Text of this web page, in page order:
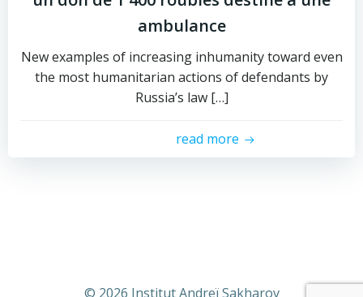
ambulance
New examples of increasing inhumanity toward even
the most humanitarian actions of defendants by
Russia’s law […]
read more
© 2026 Institut Andreï Sakharov